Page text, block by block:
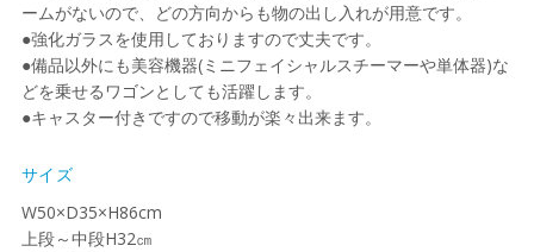
ームがないので、どの方向からも物の出し入れが用意です。
●強化ガラスを使用しておりますので丈夫です。
●備品以外にも美容機器(ミニフェイシャルスチーマーや単体器)な
どを乗せるワゴンとしても活躍します。
●キャスター付きですので移動が楽々出来ます。
サイズ
W50×D35×H86cm
上段～中段H32㎝